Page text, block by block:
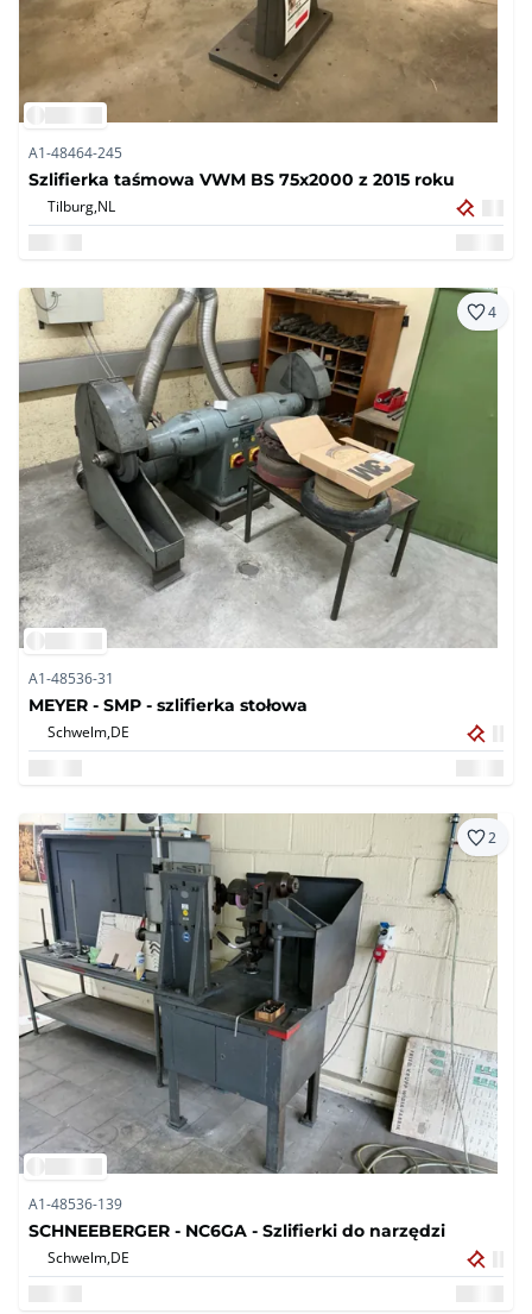
A1-48464-245
Szlifierka taśmowa VWM BS 75x2000 z 2015 roku
Tilburg,NL
4
A1-48536-31
MEYER - SMP - szlifierka stołowa
Schwelm,DE
2
A1-48536-139
SCHNEEBERGER - NC6GA - Szlifierki do narzędzi
Schwelm,DE